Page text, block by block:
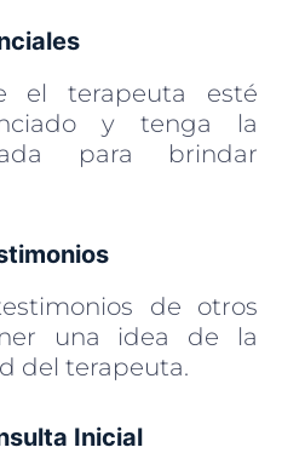
el terapeuta esté
y tenga la
para brindar
de otros
una idea de la
del terapeuta.
Inicial